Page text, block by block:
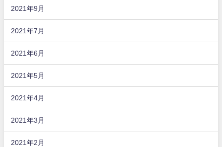
2021年9月
2021年7月
2021年6月
2021年5月
2021年4月
2021年3月
2021年2月